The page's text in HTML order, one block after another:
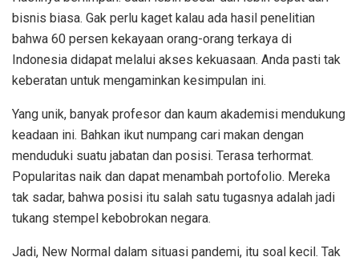
bisnis biasa. Gak perlu kaget kalau ada hasil penelitian
bahwa 60 persen kekayaan orang-orang terkaya di
Indonesia didapat melalui akses kekuasaan. Anda pasti tak
keberatan untuk mengaminkan kesimpulan ini.
Yang unik, banyak profesor dan kaum akademisi mendukung
keadaan ini. Bahkan ikut numpang cari makan dengan
menduduki suatu jabatan dan posisi. Terasa terhormat.
Popularitas naik dan dapat menambah portofolio. Mereka
tak sadar, bahwa posisi itu salah satu tugasnya adalah jadi
tukang stempel kebobrokan negara.
Jadi, New Normal dalam situasi pandemi, itu soal kecil. Tak